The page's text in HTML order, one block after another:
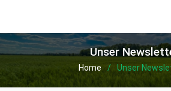
Unser
Home Unser